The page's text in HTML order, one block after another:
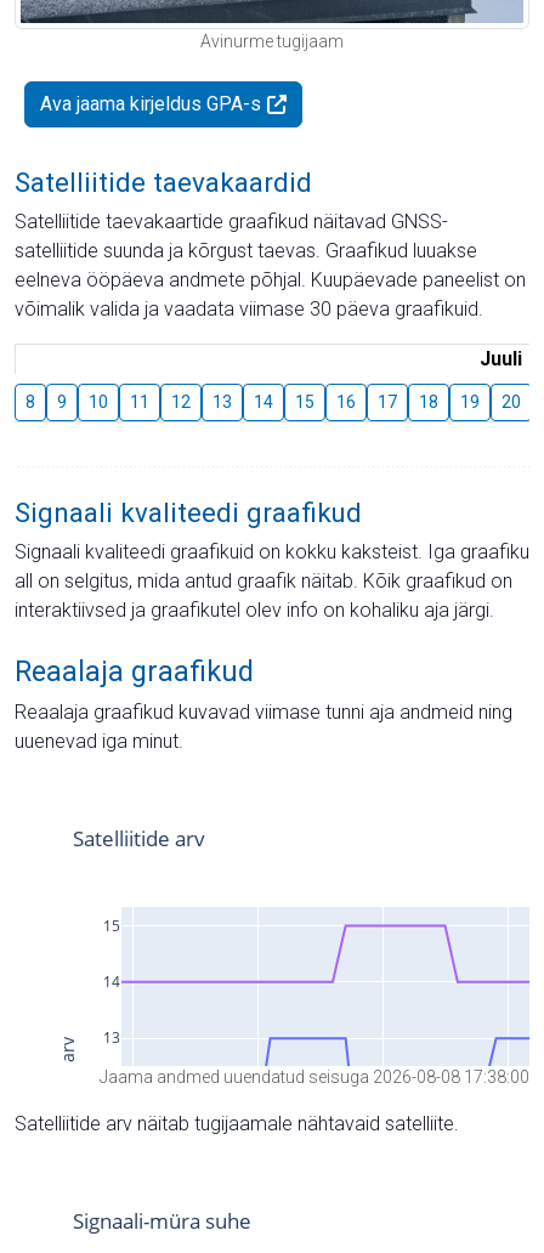
Avinurme tugijaam
Ava jaama kirjeldus GPA-s
Satelliitide taevakaardid
Satelliitide taevakaartide graafikud näitavad GNSS-
satelliitide suunda ja kõrgust taevas. Graafikud luuakse
eelneva ööpäeva andmete põhjal. Kuupäevade paneelist on
võimalik valida ja vaadata viimase 30 päeva graafikuid.
Juuli
8 9 10 11 12 13 14 15 16 17 18 19 20
Signaali kvaliteedi graafikud
Signaali kvaliteedi graafikuid on kokku kaksteist. Iga graafiku
all on selgitus, mida antud graafik näitab. Kõik graafikud on
interaktiivsed ja graafikutel olev info on kohaliku aja järgi.
Reaalaja graafikud
Reaalaja graafikud kuvavad viimase tunni aja andmeid ning
uuenevad iga minut.
Jaama andmed uuendatud seisuga 2026-08-08 17:38:00
Satelliitide arv näitab tugijaamale nähtavaid satelliite.